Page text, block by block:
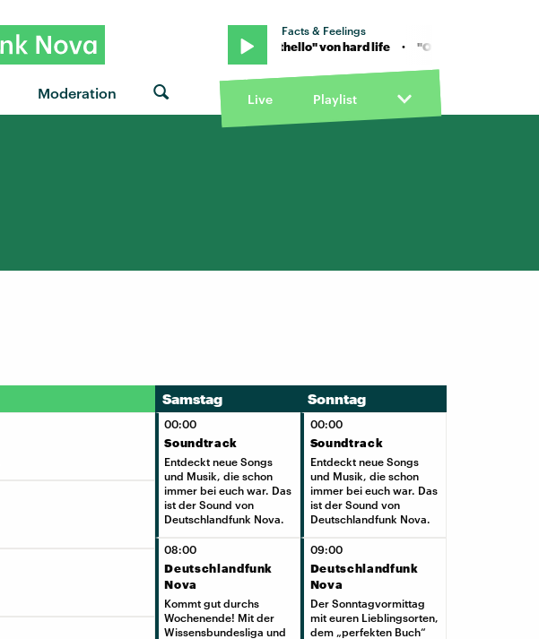
Moderation
Facts & Feelings
"Othello" von hard life · "Othello" von hard life · "Othello" von hard life
Live Playlist
Samstag
00:00
Soundtrack
Entdeckt neue Songs
und Musik, die schon
immer bei euch war. Das
ist der Sound von
Deutschlandfunk Nova.
08:00
Deutschlandfunk
Nova
Kommt gut durchs
Wochenende! Mit der
Wissensbundesliga und
Sonntag
00:00
Soundtrack
Entdeckt neue Songs
und Musik, die schon
immer bei euch war. Das
ist der Sound von
Deutschlandfunk Nova.
09:00
Deutschlandfunk
Nova
Der Sonntagvormittag
mit euren Lieblingsorten,
dem „perfekten Buch“